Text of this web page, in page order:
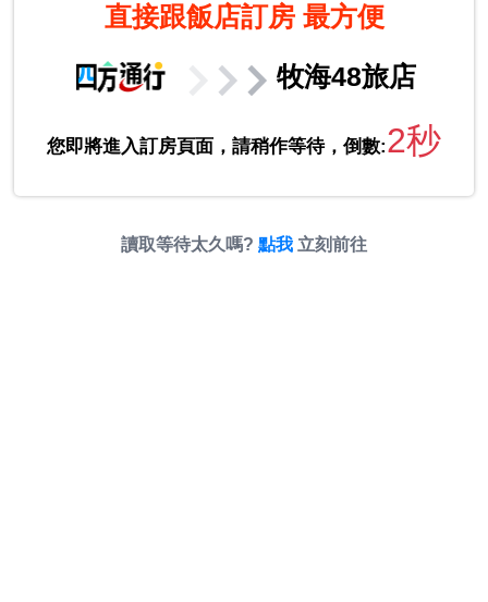
直接跟飯店訂房 最方便
牧海48旅店
您即將進入訂房頁面，請稍作等待，倒數:2秒
讀取等待太久嗎? 點我 立刻前往